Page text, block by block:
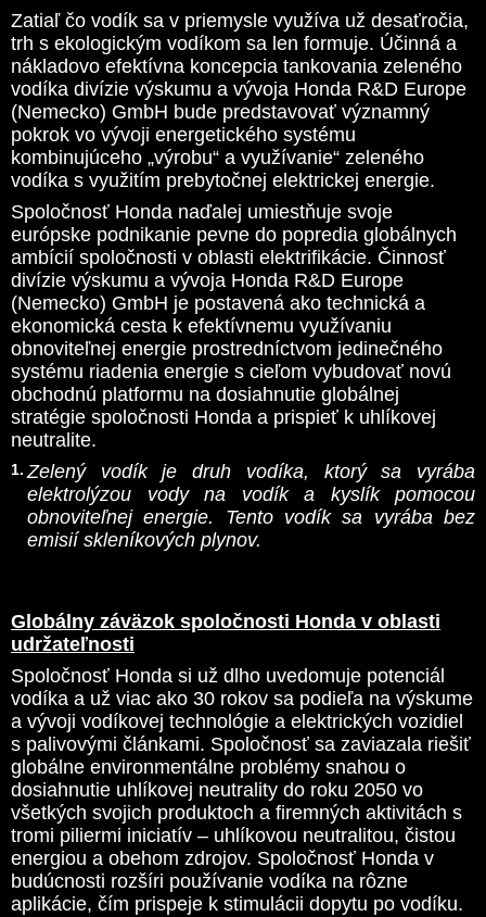
Zatiaľ čo vodík sa v priemysle využíva už desaťročia,
trh s ekologickým vodíkom sa len formuje. Účinná a
nákladovo efektívna koncepcia tankovania zeleného
vodíka divízie výskumu a vývoja Honda R&D Europe
(Nemecko) GmbH bude predstavovať významný
pokrok vo vývoji energetického systému
kombinujúceho „výrobu“ a využívanie“ zeleného
vodíka s využitím prebytočnej elektrickej energie.
Spoločnosť Honda naďalej umiestňuje svoje
európske podnikanie pevne do popredia globálnych
ambícií spoločnosti v oblasti elektrifikácie. Činnosť
divízie výskumu a vývoja Honda R&D Europe
(Nemecko) GmbH je postavená ako technická a
ekonomická cesta k efektívnemu využívaniu
obnoviteľnej energie prostredníctvom jedinečného
systému riadenia energie s cieľom vybudovať novú
obchodnú platformu na dosiahnutie globálnej
stratégie spoločnosti Honda a prispieť k uhlíkovej
neutralite.
Zelený vodík je druh vodíka, ktorý sa vyrába
elektrolýzou vody na vodík a kyslík pomocou
obnoviteľnej energie. Tento vodík sa vyrába bez
emisií skleníkových plynov.
Globálny záväzok spoločnosti Honda v oblasti
udržateľnosti
Spoločnosť Honda si už dlho uvedomuje potenciál
vodíka a už viac ako 30 rokov sa podieľa na výskume
a vývoji vodíkovej technológie a elektrických vozidiel
s palivovými článkami. Spoločnosť sa zaviazala riešiť
globálne environmentálne problémy snahou o
dosiahnutie uhlíkovej neutrality do roku 2050 vo
všetkých svojich produktoch a firemných aktivitách s
tromi piliermi iniciatív – uhlíkovou neutralitou, čistou
energiou a obehom zdrojov. Spoločnosť Honda v
budúcnosti rozšíri používanie vodíka na rôzne
aplikácie, čím prispeje k stimulácii dopytu po vodíku.